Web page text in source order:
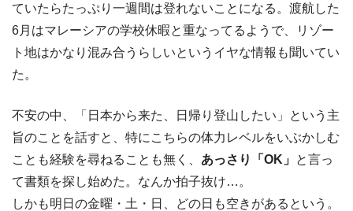
ていたらたっぷり一週間は登れないことになる。渡航した
6月はマレーシアの学校休暇と重なってるようで、リゾー
ト地はかなり混み合うらしいというイヤな情報も聞いてい
た。
不安の中、「日本から来た、日帰り登山したい」という主
旨のことを話すと、特にこちらの体力レベルをいぶかしむ
ことも経験を尋ねることも無く、 あっさり「OK」 と言っ
て書類を探し始めた。なんか拍子抜け…。
しかも明日の金曜・土・日、どの日も空きがあるという。